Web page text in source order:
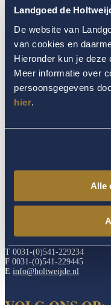
Landgoed de
De website van
van cookies en
Hieronder kun je deze
Meer informatie over
persoonsgegevens
hier.
Alle
Categorieën
Health & Wellness
Landgoed & Hotel(26)
Omgeving Twente
Trouwen in Twente
CONTACT
Landgoed De Holtweijde
Kvk 06049053
T 0031-(0)541-229234
F 0031-(0)541-229445
E info@holtweijde.nl